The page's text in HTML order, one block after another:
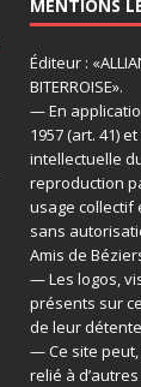
MENTIONS
Éditeur :
BITERROISE».
— En
1957 (art. 41)
intellectuelle
reproduction
usage collectif
sans
Amis de
— Les logos,
présents sur
de leur
— Ce site
relié à